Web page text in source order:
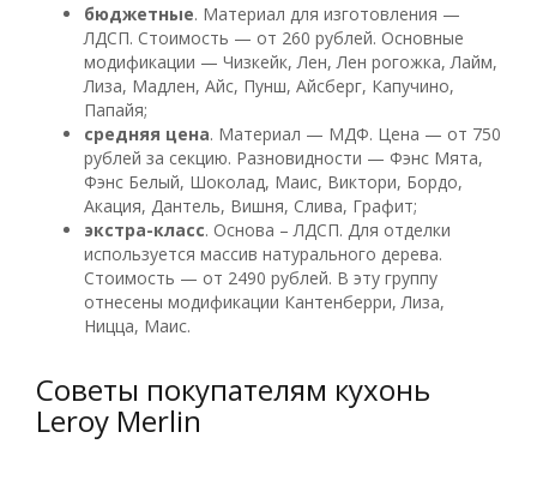
бюджетные. Материал для изготовления —
ЛДСП. Стоимость — от 260 рублей. Основные
модификации — Чизкейк, Лен, Лен рогожка, Лайм,
Лиза, Мадлен, Айс, Пунш, Айсберг, Капучино,
Папайя;
средняя цена. Материал — МДФ. Цена — от 750
рублей за секцию. Разновидности — Фэнс Мята,
Фэнс Белый, Шоколад, Маис, Виктори, Бордо,
Акация, Дантель, Вишня, Слива, Графит;
экстра-класс. Основа – ЛДСП. Для отделки
используется массив натурального дерева.
Стоимость — от 2490 рублей. В эту группу
отнесены модификации Кантенберри, Лиза,
Ницца, Маис.
Советы покупателям кухонь
Leroy Merlin